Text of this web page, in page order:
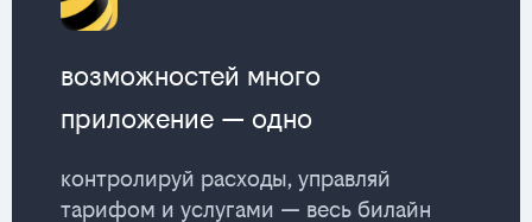
возможностей много
приложение — одно
контролируй расходы, управляй
тарифом и услугами — весь билайн